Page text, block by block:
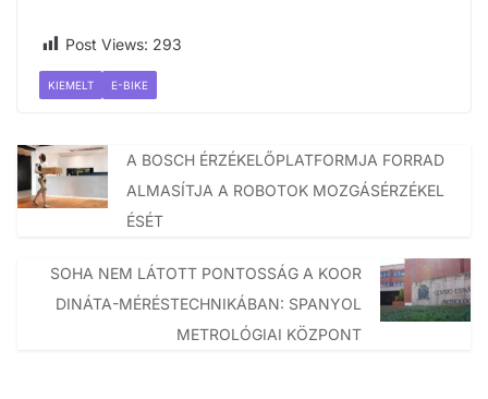
Post Views: 293
KIEMELT E-BIKE
A BOSCH ÉRZÉKELŐPLATFORMJA FORRAD
ALMASÍTJA A ROBOTOK MOZGÁSÉRZÉKEL
ÉSÉT
SOHA NEM LÁTOTT PONTOSSÁG A KOOR
DINÁTA-MÉRÉSTECHNIKÁBAN: SPANYOL
METROLÓGIAI KÖZPONT